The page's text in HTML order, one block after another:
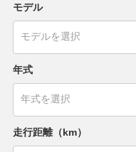
モデル
年式
走行距離（km）